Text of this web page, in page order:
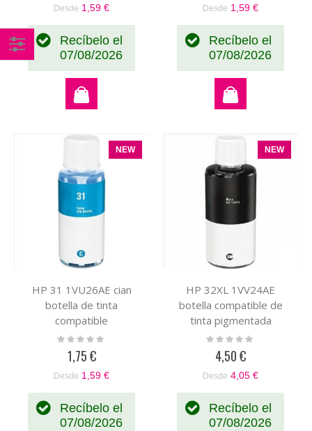
Desde 1,59 €
Recíbelo el
07/08/2026
Desde 1,59 €
Recíbelo el
07/08/2026
NEW
HP 31 1VU26AE cian
botella de tinta
compatible
Rating:
1,75 €
Desde 1,59 €
Recíbelo el
07/08/2026
NEW
HP 32XL 1VV24AE
botella compatible de
tinta pigmentada
Rating:
4,50 €
Desde 4,05 €
Recíbelo el
07/08/2026
Comprar